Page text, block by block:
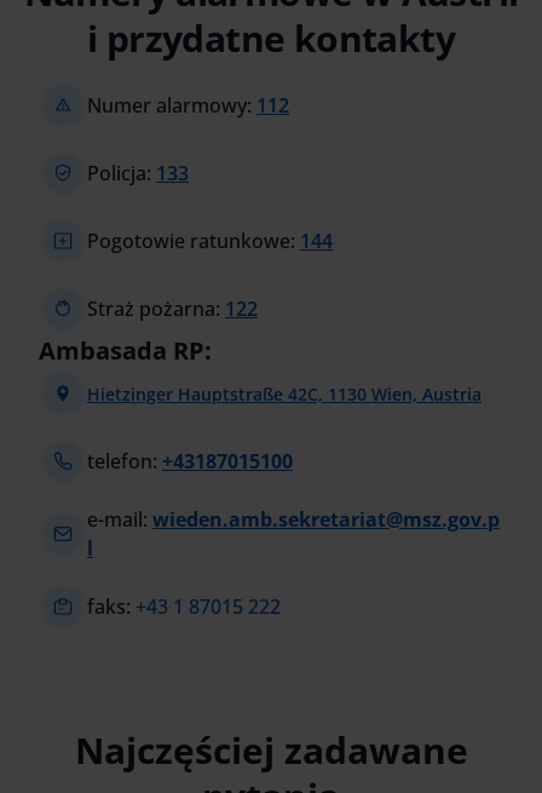
i przydatne kontakty
Numer alarmowy: 112
Policja: 133
Pogotowie ratunkowe: 144
Straż pożarna: 122
Ambasada RP:
Hietzinger Hauptstraße 42C, 1130 Wien, Austria
telefon: +43187015100
e-mail: wieden.amb.sekretariat@msz.gov.p
l
faks: +43 1 87015 222
Najczęściej zadawane